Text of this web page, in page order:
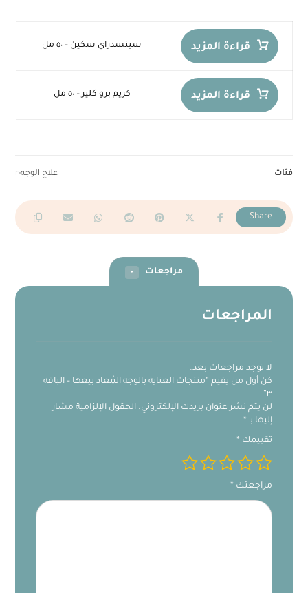
قراءة المزيد سينسدراي سكين – ٥٠ مل
قراءة المزيد كريم برو كلير – ٥٠ مل
فئات علاج الوجه-r
مراجعات ٠
المراجعات
لا توجد مراجعات بعد.
كن أول من يقيم “منتجات العناية بالوجه المُعاد بيعها – الباقة
٣”
لن يتم نشر عنوان بريدك الإلكتروني. الحقول الإلزامية مشار
إليها بـ *
تقييمك *
مراجعتك *